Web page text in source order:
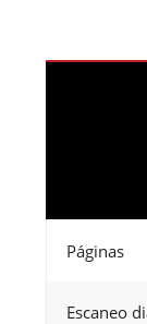
Páginas
Escaneo